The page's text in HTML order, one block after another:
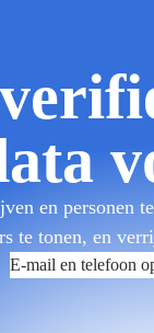
en personen
te tonen, en
E-mail en telefoon